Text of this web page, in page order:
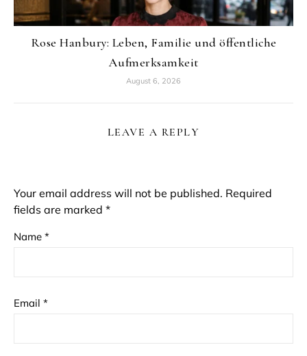
Rose Hanbury: Leben, Familie und öffentliche
Aufmerksamkeit
August 6, 2026
LEAVE A REPLY
Your email address will not be published. Required
fields are marked *
Name *
Email *